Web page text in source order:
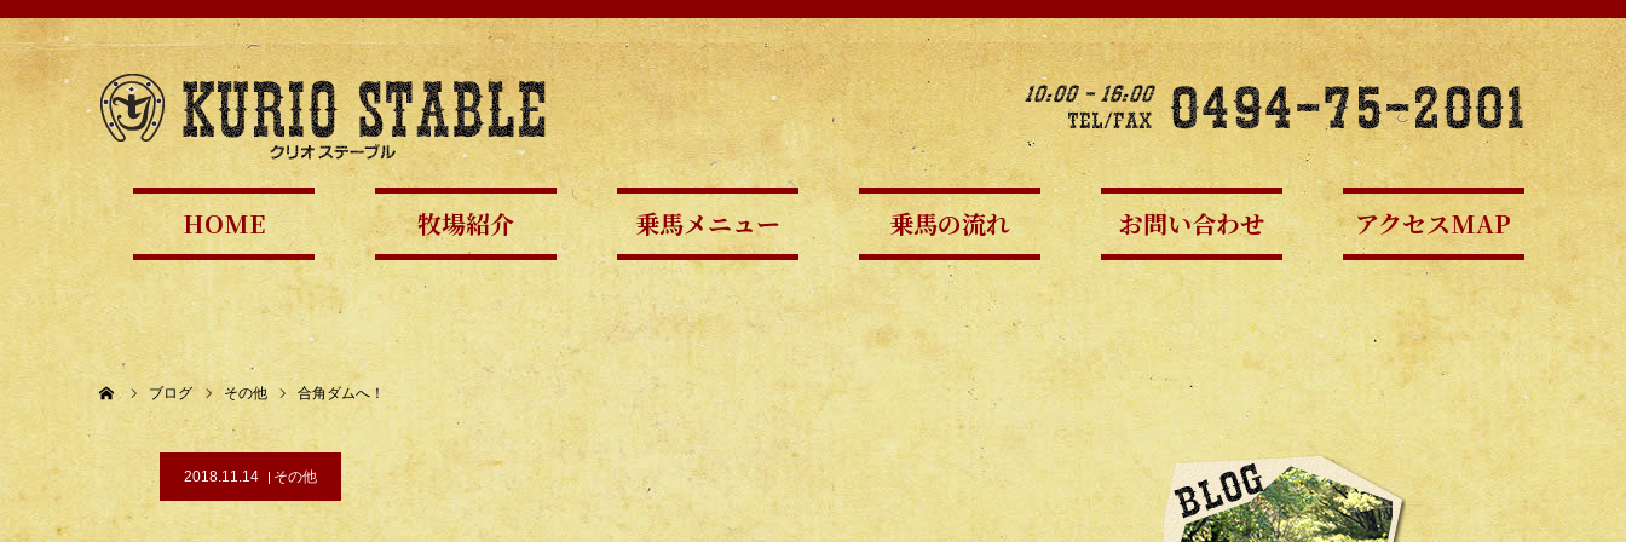
HOME 牧場紹介 乗馬メニュー 乗馬の流れ お問い合わせ アクセスMAP
ブログ その他 合角ダムへ！
2018.11.14 その他